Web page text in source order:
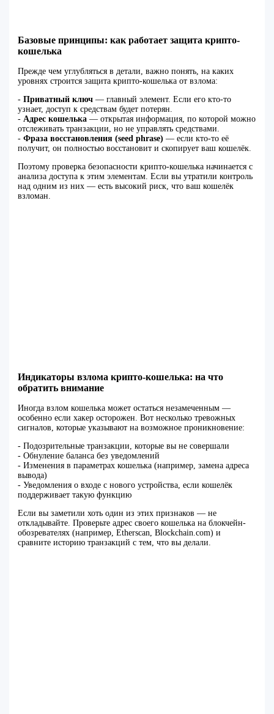
Базовые принципы: как работает защита крипто-
кошелька
Прежде чем углубляться в детали, важно понять, на каких
уровнях строится защита крипто-кошелька от взлома:
-Приватный ключ — главный элемент. Если его кто-то
узнает, доступ к средствам будет потерян.
-Адрес кошелька — открытая информация, по которой можно
отслеживать транзакции, но не управлять средствами.
-Фраза восстановления (seed phrase) — если кто-то её
получит, он полностью восстановит и скопирует ваш кошелёк.
Поэтому проверка безопасности крипто-кошелька начинается с
анализа доступа к этим элементам. Если вы утратили контроль
над одним из них — есть высокий риск, что ваш кошелёк
взломан.
Индикаторы взлома крипто-кошелька: на что
обратить внимание
Иногда взлом кошелька может остаться незамеченным —
особенно если хакер осторожен. Вот несколько тревожных
сигналов, которые указывают на возможное проникновение:
- Подозрительные транзакции, которые вы не совершали
- Обнуление баланса без уведомлений
- Изменения в параметрах кошелька (например, замена адреса
вывода)
- Уведомления о входе с нового устройства, если кошелёк
поддерживает такую функцию
Если вы заметили хоть один из этих признаков — не
откладывайте. Проверьте адрес своего кошелька на блокчейн-
обозревателях (например, Etherscan, Blockchain.com) и
сравните историю транзакций с тем, что вы делали.